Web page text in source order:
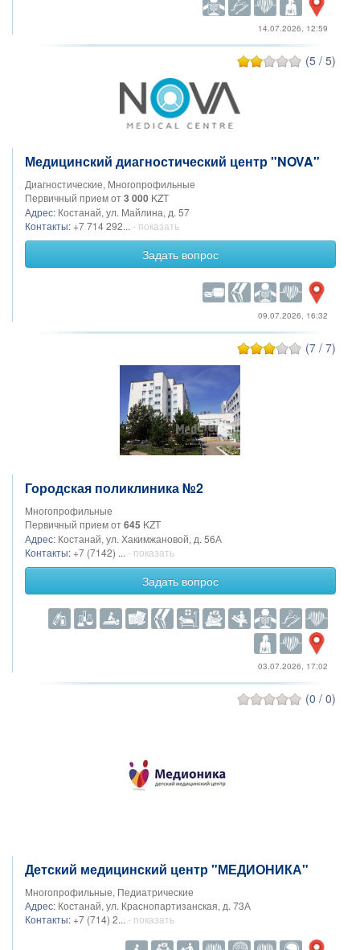
14.07.2026, 12:59
(5 / 5)
Медицинский диагностический центр "NOVA"
Диагностические, Многопрофильные
Первичный прием от3 000 KZT
Адрес: Костанай, ул. Майлина, д. 57
Контакты: +7 714 292... - показать
Задать вопрос
09.07.2026, 16:32
(7 / 7)
Городская поликлиника №2
Многопрофильные
Первичный прием от645 KZT
Адрес: Костанай, ул. Хакимжановой, д. 56А
Контакты: +7 (7142) ... - показать
Задать вопрос
03.07.2026, 17:02
(0 / 0)
Детский медицинский центр "МЕДИОНИКА"
Многопрофильные, Педиатрические
Адрес: Костанай, ​ул. Краснопартизанская, д. 73А
Контакты: +7 (714) 2... - показать